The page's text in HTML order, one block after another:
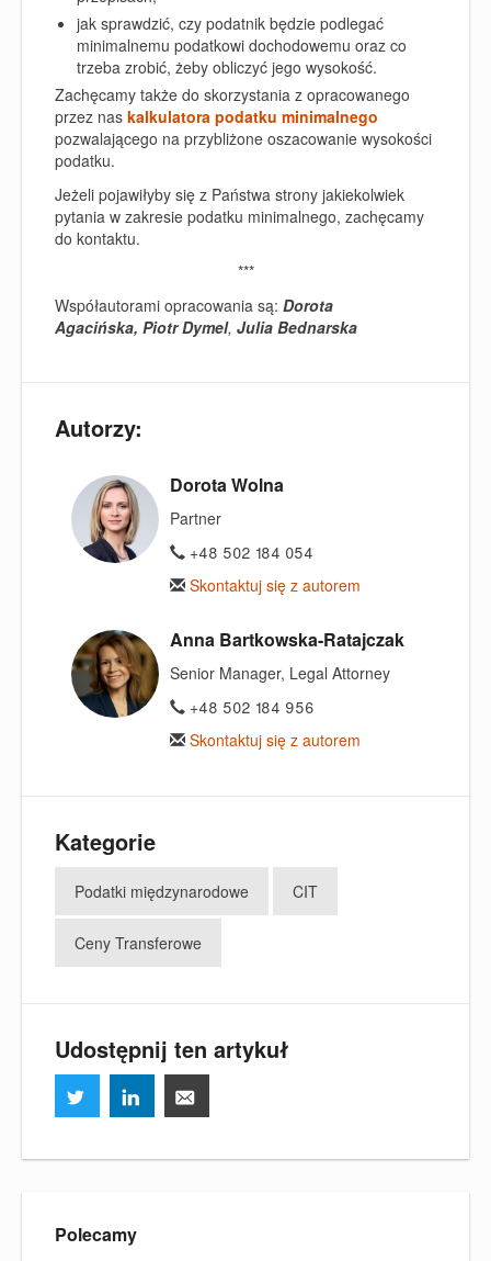
jak sprawdzić, czy podatnik będzie podlegać
minimalnemu podatkowi dochodowemu oraz co
trzeba zrobić, żeby obliczyć jego wysokość.
Zachęcamy także do skorzystania z opracowanego
przez nas kalkulatora podatku minimalnego
pozwalającego na przybliżone oszacowanie wysokości
podatku.
Jeżeli pojawiłyby się z Państwa strony jakiekolwiek
pytania w zakresie podatku minimalnego, zachęcamy
do kontaktu.
***
Współautorami opracowania są: Dorota
Agacińska, Piotr Dymel, Julia Bednarska
Autorzy:
Dorota Wolna
Partner
+48 502 184 054
Skontaktuj się z autorem
Anna Bartkowska-Ratajczak
Senior Manager, Legal Attorney
+48 502 184 956
Skontaktuj się z autorem
Kategorie
Podatki międzynarodowe CIT
Ceny Transferowe
Udostępnij ten artykuł
Polecamy